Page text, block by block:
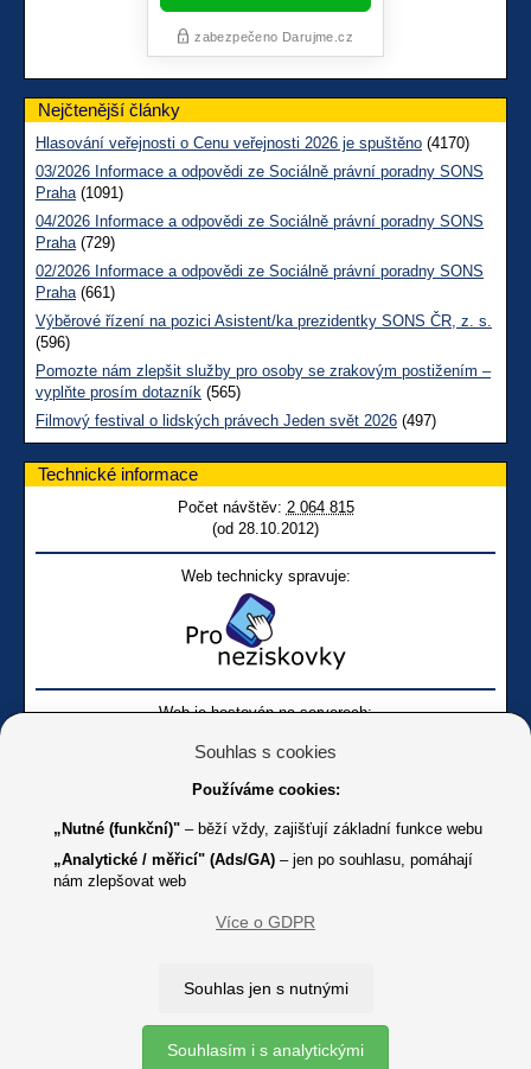
Nejčtenější články
Hlasování veřejnosti o Cenu veřejnosti 2026 je spuštěno (4170)
03/2026 Informace a odpovědi ze Sociálně právní poradny SONS
Praha(1091)
04/2026 Informace a odpovědi ze Sociálně právní poradny SONS
Praha(729)
02/2026 Informace a odpovědi ze Sociálně právní poradny SONS
Praha(661)
Výběrové řízení na pozici Asistent/ka prezidentky SONS ČR, z. s.
(596)
Pomozte nám zlepšit služby pro osoby se zrakovým postižením –
vyplňte prosím dotazník (565)
Filmový festival o lidských právech Jeden svět 2026 (497)
Technické informace
Počet návštěv: 2 064 815
(od 28.10.2012)
Web technicky spravuje:
Web je hostován na serverech:
Online
Youtube SONS
K jakémukoliv užití textů a obrázků uvedených na tomto serveru je
Copyright © 2012 - 2026 SONS ČR, z. s.
Ochrana osobních údajů (GDPR)
Souhlas s cookies
Používáme cookies:
„Nutné (funkční)" – běží vždy, zajišťují základní funkce webu
„Analytické / měřicí" (Ads/GA) – jen po souhlasu, pomáhají
nám zlepšovat web
Více o GDPR
Souhlas jen s nutnými
Souhlasím i s analytickými